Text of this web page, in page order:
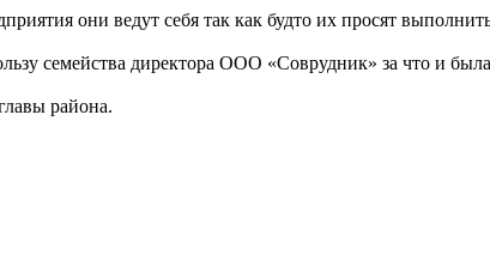
они ведут себя так как будто их просят
семейства директора ООО «Соврудник» за что и
района.